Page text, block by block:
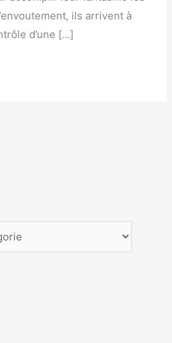
ils arrivent à
d’une […]